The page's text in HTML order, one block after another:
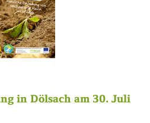
in Dölsach am 30. Juli